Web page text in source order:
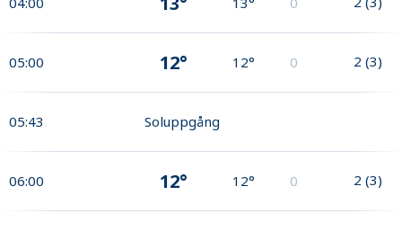
05:00 12° 12° 0 2 (3)
05:43 Soluppgång
06:00 12° 12° 0 2 (3)